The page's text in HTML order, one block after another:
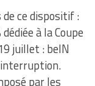
de ce dispositif :
à la Coupe
juillet : beIN
par les